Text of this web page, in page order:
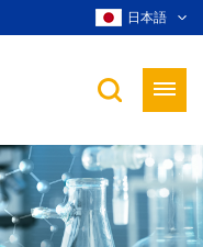
日本語